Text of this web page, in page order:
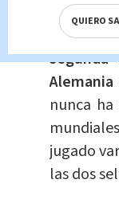
Cabe
tricolor
nunca
jugado
las dos
QUIERO